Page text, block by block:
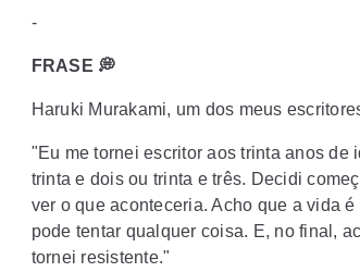
-
FRASE 💭
Haruki Murakami, um dos meus
"Eu me tornei escritor aos trinta anos de
trinta e dois ou trinta e três. Decidi
ver o que aconteceria. Acho que a vida
pode tentar qualquer coisa. E, no final,
tornei resistente."